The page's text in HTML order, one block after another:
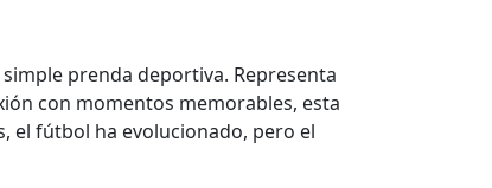
prenda deportiva. Representa
con momentos memorables, esta
el fútbol ha evolucionado, pero el